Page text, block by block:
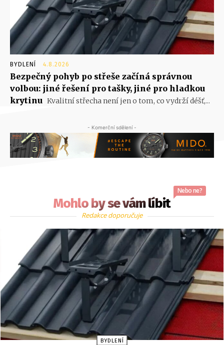
BYDLENÍ 4.8.2026
Bezpečný pohyb po střeše začíná správnou
volbou: jiné řešení pro tašky, jiné pro hladkou
krytinu Kvalitní střecha není jen o tom, co vydrží déšť,...
- Komerční sdělení -
Mohlo by se vám líbit
Nebo ne?
Redakce doporučuje
BYDLENÍ